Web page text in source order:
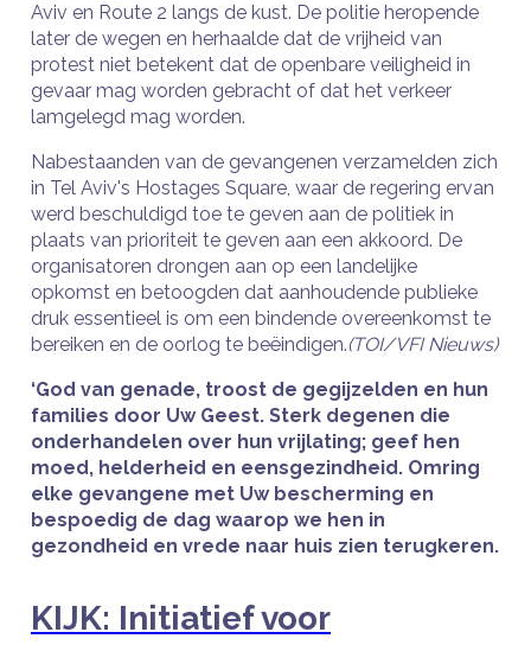
Aviv en Route 2 langs de kust. De politie heropende
later de wegen en herhaalde dat de vrijheid van
protest niet betekent dat de openbare veiligheid in
gevaar mag worden gebracht of dat het verkeer
lamgelegd mag worden.
Nabestaanden van de gevangenen verzamelden zich
in Tel Aviv's Hostages Square, waar de regering ervan
werd beschuldigd toe te geven aan de politiek in
plaats van prioriteit te geven aan een akkoord. De
organisatoren drongen aan op een landelijke
opkomst en betoogden dat aanhoudende publieke
druk essentieel is om een ​​bindende overeenkomst te
bereiken en de oorlog te beëindigen.(TOI/VFI Nieuws)
‘God van genade, troost de gegijzelden en hun
families door Uw Geest. Sterk degenen die
onderhandelen over hun vrijlating; geef hen
moed, helderheid en eensgezindheid. Omring
elke gevangene met Uw bescherming en
bespoedig de dag waarop we hen in
gezondheid en vrede naar huis zien terugkeren.
KIJK: Initiatief voor